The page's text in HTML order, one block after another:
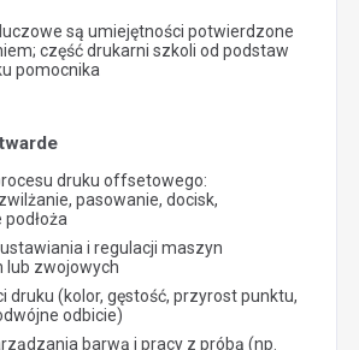
są umiejętności potwierdzone
część drukarni szkoli od podstaw
pomocnika
druku offsetowego:
pasowanie, docisk,
i regulacji maszyn
lub zwojowych
druku (kolor, gęstość, przyrost punktu,
odbicie)
barwą i pracy z próbą (np.